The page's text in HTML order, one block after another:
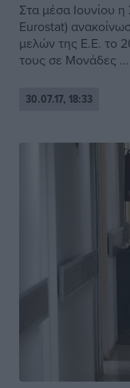
Στα μέσα Ιουνίου η
Eurostat)
μελών της Ε.Ε. το
τους σε Μονάδες ...
30.07.17, 18:33